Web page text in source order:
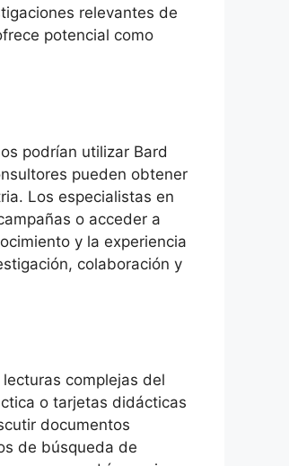
relevantes de
potencial como
podrían utilizar Bard
pueden obtener
Los especialistas en
o acceder a
y la experiencia
colaboración y
complejas del
o tarjetas didácticas
documentos
de búsqueda de